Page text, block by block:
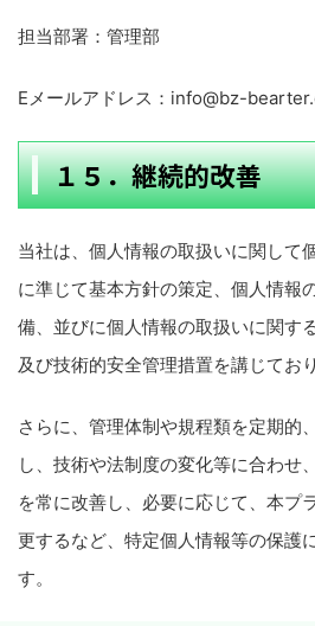
担当部署：管理部
Eメールアドレス：info@bz-
１５．継続的改善
当社は、個人情報の取扱いに関して
に準じて基本方針の策定、個人情報
備、並びに個人情報の取扱いに関す
及び技術的安全管理措置を講じており
さらに、管理体制や規程類を定期的
し、技術や法制度の変化等に合わせ
を常に改善し、必要に応じて、本プ
更するなど、特定個人情報等の保護
す。